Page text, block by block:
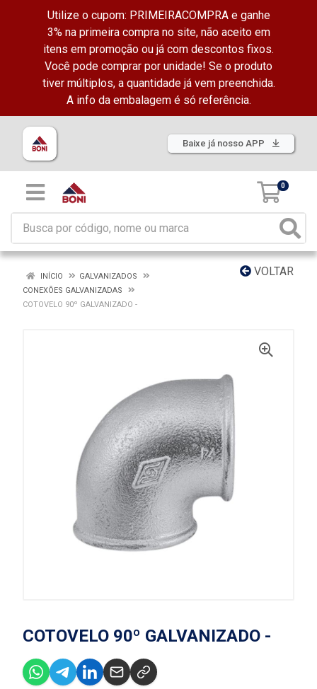
Utilize o cupom: PRIMEIRACOMPRA e ganhe
3% na primeira compra no site, não aceito em
itens em promoção ou já com descontos fixos.
Você pode comprar por unidade! Se o produto
tiver múltiplos, a quantidade já vem preenchida.
A info da embalagem é só referência.
Baixe já nosso APP
0
VOLTAR
INÍCIO
GALVANIZADOS
CONEXÕES GALVANIZADAS
COTOVELO 90º GALVANIZADO -
COTOVELO 90º GALVANIZADO -